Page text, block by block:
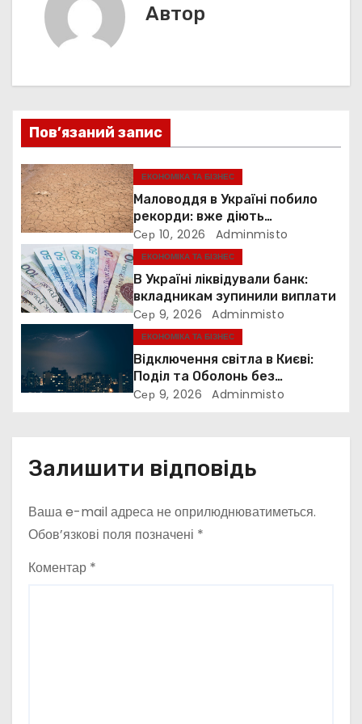
я
ц
і
я
з
а
п
и
с
і
Автор
Пов’язаний запис
ЕКОНОМІКА ТА БІЗНЕС
Маловоддя в Україні побило
рекорди: вже діють
обмеження води
Сер 10, 2026 Adminmisto
ЕКОНОМІКА ТА БІЗНЕС
В Україні ліквідували банк:
вкладникам зупинили виплати
Сер 9, 2026 Adminmisto
ЕКОНОМІКА ТА БІЗНЕС
Відключення світла в Києві:
Поділ та Оболонь без
електрики
Сер 9, 2026 Adminmisto
Залишити відповідь
Ваша e-mail адреса не оприлюднюватиметься.
Обов’язкові поля позначені *
Коментар *